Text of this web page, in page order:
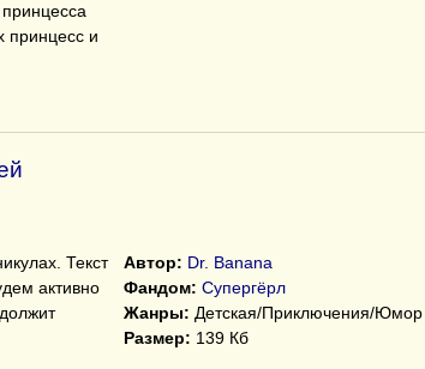
принцесс и
Текст
активно
Автор: Dr. Banana
Фандом: Супергёрл
Жанры: Детская/Приключения/Юмор
Размер: 139 Кб